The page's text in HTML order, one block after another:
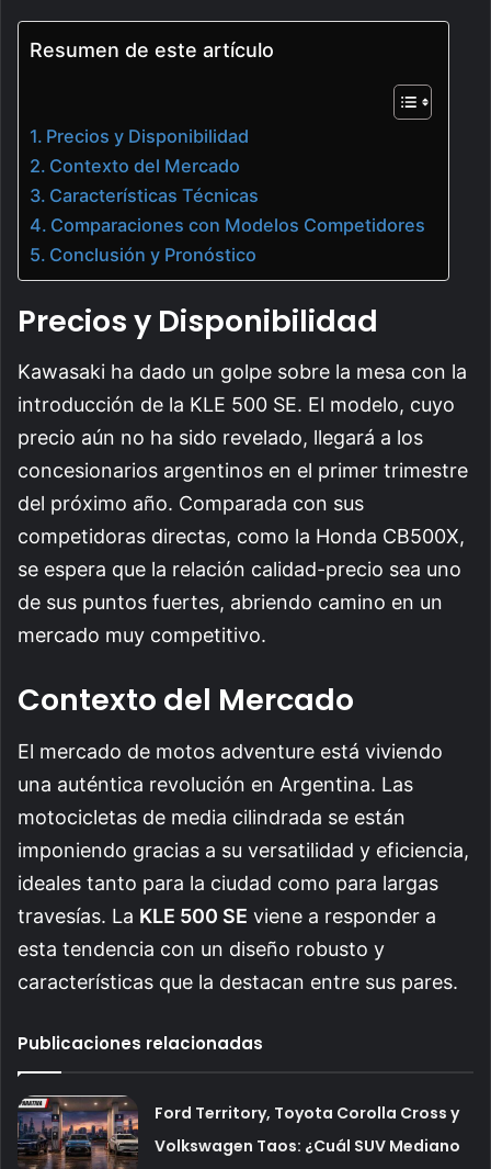
Resumen de este artículo
Precios y Disponibilidad
Contexto del Mercado
Características Técnicas
Comparaciones con Modelos Competidores
Conclusión y Pronóstico
Precios y Disponibilidad
Kawasaki ha dado un golpe sobre la mesa con la
introducción de la KLE 500 SE. El modelo, cuyo
precio aún no ha sido revelado, llegará a los
concesionarios argentinos en el primer trimestre
del próximo año. Comparada con sus
competidoras directas, como la Honda CB500X,
se espera que la relación calidad-precio sea uno
de sus puntos fuertes, abriendo camino en un
mercado muy competitivo.
Contexto del Mercado
El mercado de motos adventure está viviendo
una auténtica revolución en Argentina. Las
motocicletas de media cilindrada se están
imponiendo gracias a su versatilidad y eficiencia,
ideales tanto para la ciudad como para largas
travesías. La KLE 500 SE viene a responder a
esta tendencia con un diseño robusto y
características que la destacan entre sus pares.
Publicaciones relacionadas
Ford Territory, Toyota Corolla Cross y
Volkswagen Taos: ¿Cuál SUV Mediano